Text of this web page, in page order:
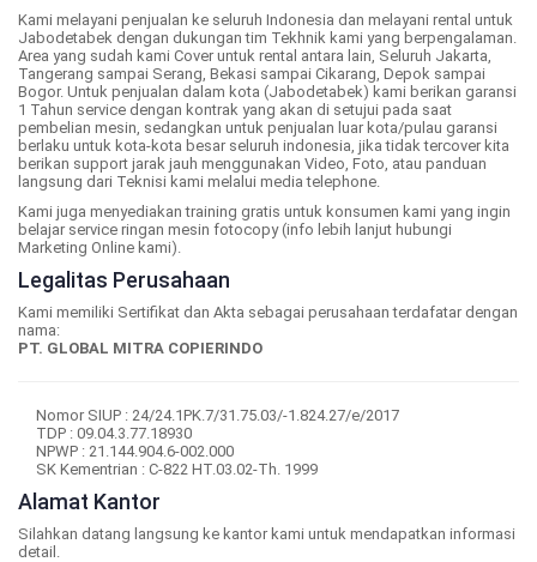
Kami melayani penjualan ke seluruh Indonesia dan melayani rental untuk
Jabodetabek dengan dukungan tim Tekhnik kami yang berpengalaman.
Area yang sudah kami Cover untuk rental antara lain, Seluruh Jakarta,
Tangerang sampai Serang, Bekasi sampai Cikarang, Depok sampai
Bogor. Untuk penjualan dalam kota (Jabodetabek) kami berikan garansi
1 Tahun service dengan kontrak yang akan di setujui pada saat
pembelian mesin, sedangkan untuk penjualan luar kota/pulau garansi
berlaku untuk kota-kota besar seluruh indonesia, jika tidak tercover kita
berikan support jarak jauh menggunakan Video, Foto, atau panduan
langsung dari Teknisi kami melalui media telephone.
Kami juga menyediakan training gratis untuk konsumen kami yang ingin
belajar service ringan mesin fotocopy (info lebih lanjut hubungi
Marketing Online kami).
Legalitas Perusahaan
Kami memiliki Sertifikat dan Akta sebagai perusahaan terdafatar dengan
nama:
PT. GLOBAL MITRA COPIERINDO
Nomor SIUP : 24/24.1PK.7/31.75.03/-1.824.27/e/2017
TDP : 09.04.3.77.18930
NPWP : 21.144.904.6-002.000
SK Kementrian : C-822 HT.03.02-Th. 1999
Alamat Kantor
Silahkan datang langsung ke kantor kami untuk mendapatkan informasi
detail.